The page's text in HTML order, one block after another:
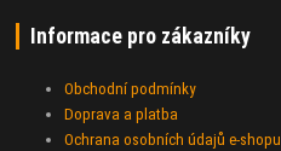
Informace pro zákazníky
Obchodní podmínky
Doprava a platba
Ochrana osobních údajů e-shopu